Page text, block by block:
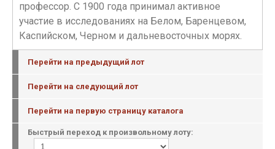
профессор. С 1900 года принимал активное
участие в исследованиях на Белом, Баренцевом,
Каспийском, Черном и дальневосточных морях.
Перейти на предыдущий лот
Перейти на следующий лот
Перейти на первую страницу каталога
Быстрый переход к произвольному лоту: